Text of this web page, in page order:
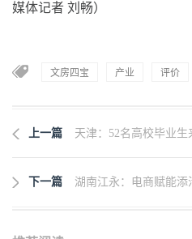
媒体记者 刘畅）
文房四宝 产业 评价
上一篇 天津：52名高校毕业
下一篇 湖南江永：电商赋能